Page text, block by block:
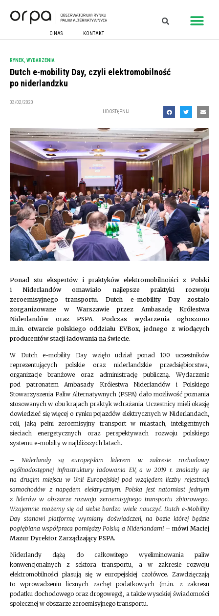
O NAS KONTAKT
RYNEK WYDARZENIA
Dutch e-mobility Day, czyli elektromobilność
po niderlandzku
03/02/2020
UDOSTĘPNIJ
Ponad stu ekspertów i praktyków elektromobilnoiści z Polski
i Niderlandów omawiało najlepsze praktyki rozwoju
zeroemisyjnego transportu.Dutch e-mobility Dayzostało
zorganizowane w Warszawie przez Ambasadę Królestwa
Niderlandów oraz PSPA. Podczas wydarzenia ogłoszono
m.in. otwarcie polskiego oddziału EVBox, jednego z wiodących
producentów stacji ładowania na świecie.
W Dutch e-mobility Day wzięło udział ponad 100 uczestników
reprezentujących polskie oraz niderlandzkie przedsiębiorstwa,
organizacje branżowe oraz administrację publiczną. Wydarzenie
pod patronatem Ambasady Królestwa Niderlandów i Polskiego
Stowarzyszenia Paliw Alternatywnych (PSPA) dało możliwość poznania
stosowanych w obu krajach praktyk wdrażania. Uczestnicy mieli okazję
dowiedzieć się więcej o rynku pojazdów elektrycznych w Niderlandach,
roli, jaką pełni zeroemisyjny transport w miastach, inteligentnych
sieciach energetycznych oraz perspektywach rozwoju polskiego
systemu e-mobilty w najbliższych latach.
– Niderlandy są europejskim liderem w zakresie rozbudowy
ogólnodostępnej infrastruktury ładowania EV, a w 2019 r. znalazły się
na drugim miejscu w Unii Europejskiej pod względem liczby rejestracji
samochodów z napędem elektrycznym. Polska jest natomiast jednym
z liderów w obszarze rozwoju zeroemisyjnego transportu zbiorowego.
Wzajemnie możemy się od siebie bardzo wiele nauczyć. Dutch e-Mobility
Day stanowi platformę wymiany doświadczeń, na bazie której będzie
pogłębiana współpraca pomiędzy Polską a Niderlandami – mówi Maciej
Mazur Dyrektor Zarządzający PSPA.
Niderlandy dążą do całkowitego wyeliminowania paliw
konwencjonalnych z sektora transportu, a w zakresie rozwoju
elektromobilności plasują się w europejskiej czołówce. Zawdzięczają
to wprowadzeniu licznych zachęt podatkowych (m.in. z zakresu
podatku dochodowego oraz drogowego), a także wysokiej świadomości
społecznej w obszarze zeroemisyjnego transportu.